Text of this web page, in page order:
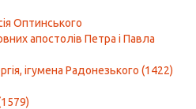
Оптинського
апостолів Петра і Павла
ігумена Радонезького (1422)